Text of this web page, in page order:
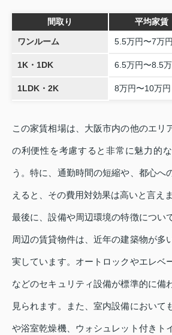
間取り 平均家賃
ワンルーム 5.5万円〜7万円
1K・1DK 6.5万円〜8.5
1LDK・2K 8万円〜10万円
この家賃相場は、大阪市内の他のエリ
の利便性を考慮すると非常に魅力的
う。特に、通勤時間の短縮や、都心へ
えると、その費用対効果は高いと言えま
最後に、設備や周辺環境の特徴につい
周辺の賃貸物件は、近年の建築物が多
実しています。オートロックやエレベ
などのセキュリティ設備が標準的に備
見られます。また、室内設備において
や浴室乾燥機、ウォシュレット付きト